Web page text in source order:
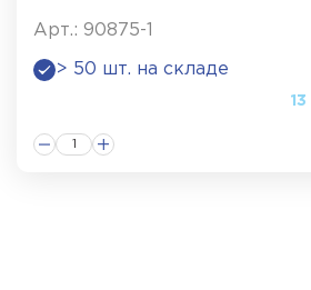
Арт.: 90875-1
> 50 шт. на складе